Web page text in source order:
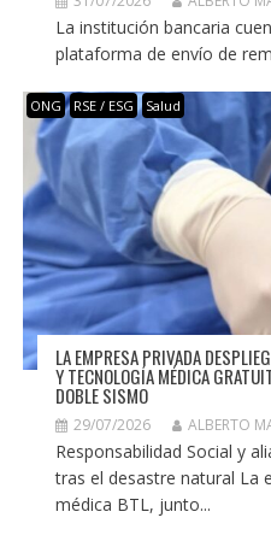
La institución bancaria
plataforma de envío de
ONG RSE / ESG Salud
LA EMPRESA PRIVADA
Y TECNOLOGÍA MÉDICA
DOBLE SISMO
29/07/2026 ALBERTO
Responsabilidad Social y
tras el desastre natural La
médica BTL, junto...